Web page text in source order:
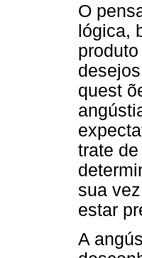
O
lógica,
quest
trate
sua
estar
A